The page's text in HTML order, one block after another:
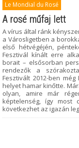
Le Mondial du Rosé
A rosé műfaj lett
A vírus által ránk
a Városligetben a
első hétvégéjén,
Fesztivál kínált erre
borait – elsősorban
rendezők a
Fesztivált 2012-ben
helyet hamar kinőtte.
olyan, amire már
képtelenség, így most
következhet az igazán